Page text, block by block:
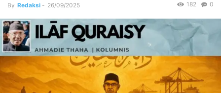
By Redaksi - 26/09/2025 0
182